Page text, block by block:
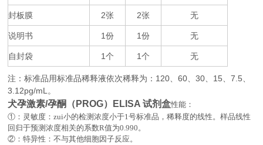
封板膜 2张 2张 无
说明书 1份 1份 无
自封袋 1个 1个 无
注：标准品用标准品稀释液依次稀释为： 120、60、30、 15、7.5、
3.12pg/mL。
犬孕激素/孕酮（PROG）ELISA 试剂盒性能：
①：灵敏度：zui小的检测浓度小于1号标准品，稀释度的线性。样品线性
回归于预测浓度相关的系数R值为0.990。
②：特异性：不与其他细胞因子反应。